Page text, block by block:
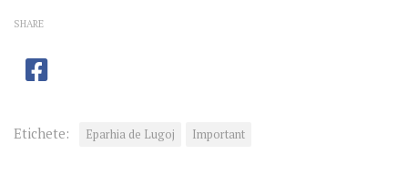
SHARE
Etichete: Eparhia de Lugoj Important